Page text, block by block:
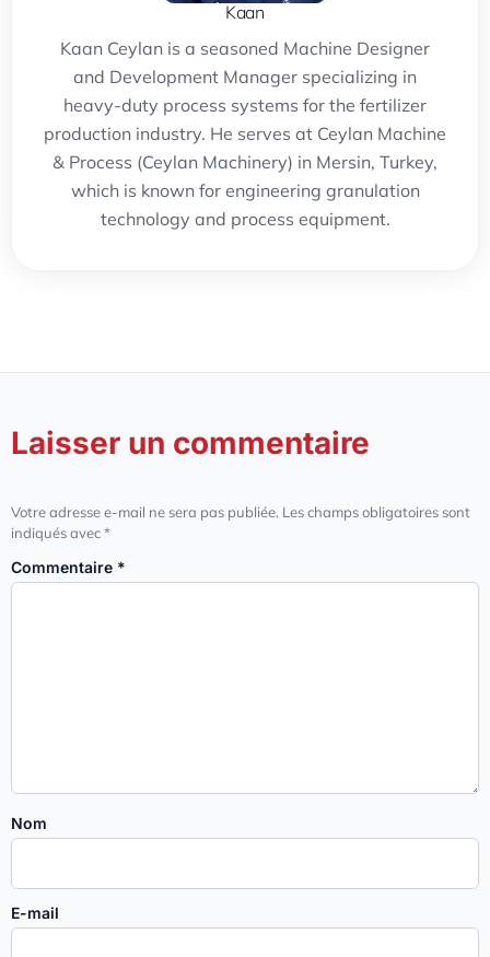
Kaan
Kaan Ceylan is a seasoned Machine Designer
and Development Manager specializing in
heavy-duty process systems for the fertilizer
production industry. He serves at Ceylan Machine
& Process (Ceylan Machinery) in Mersin, Turkey,
which is known for engineering granulation
technology and process equipment.
Laisser un commentaire
Votre adresse e-mail ne sera pas publiée. Les champs obligatoires sont
indiqués avec*
Commentaire *
Nom
E-mail